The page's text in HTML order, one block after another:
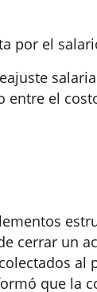
por el
entre el
cerrar un
al
que la